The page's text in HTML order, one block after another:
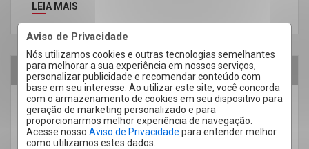
Aviso de Privacidade
Nós utilizamos cookies e outras tecnologias semelhantes
para melhorar a sua experiência em nossos serviços,
personalizar publicidade e recomendar conteúdo com
base em seu interesse. Ao utilizar este site, você concorda
com o armazenamento de cookies em seu dispositivo para
geração de marketing personalizado e para
proporcionarmos melhor experiência de navegação.
Acesse nosso Aviso de Privacidade para entender melhor
como utilizamos estes dados.
LEIA MAIS
07
Mar
Quero Comprar
Conheça o Royal Plaza Residencial: